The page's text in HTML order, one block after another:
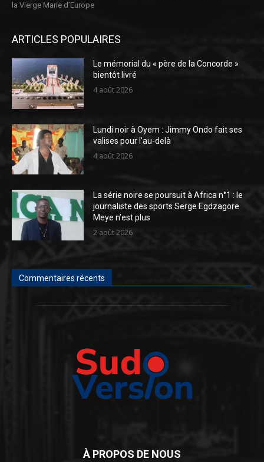
la Vierge Marie d’Europe
ARTICLES POPULAIRES
Le mémorial du « père de la Concorde »
bientôt livré
4 août 2026
Lundi noir à Oyem : Jimmy Ondo fait ses
valises pour l’au-delà
4 août 2026
La série noire se poursuit à Africa n°1 : le
journaliste des sports Serge Egdzagore
Meye n’est plus
2 août 2026
Commentaires récents
À PROPOS DE NOUS